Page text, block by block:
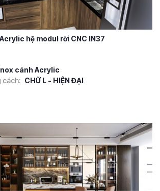
hệ modul rời CNC IN37
cánh Acrylic
cách: CHỮ L - HIỆN ĐẠI